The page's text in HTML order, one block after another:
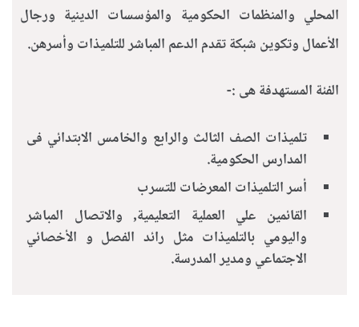
المحلي والمنظمات الحكومية والمؤسسات الدينية ورجال
الأعمال وتكوين شبكة تقدم الدعم المباشر للتلميذات وأسرهن.
الفئة المستهدفة هى :-
تلميذات الصف الثالث والرابع والخامس الابتدائي فى
المدارس الحكومية.
أسر التلميذات المعرضات للتسرب
القائمين علي العملية التعليمية, والاتصال المباشر
واليومي بالتلميذات مثل رائد الفصل و الأخصائي
الاجتماعي ومدير المدرسة.